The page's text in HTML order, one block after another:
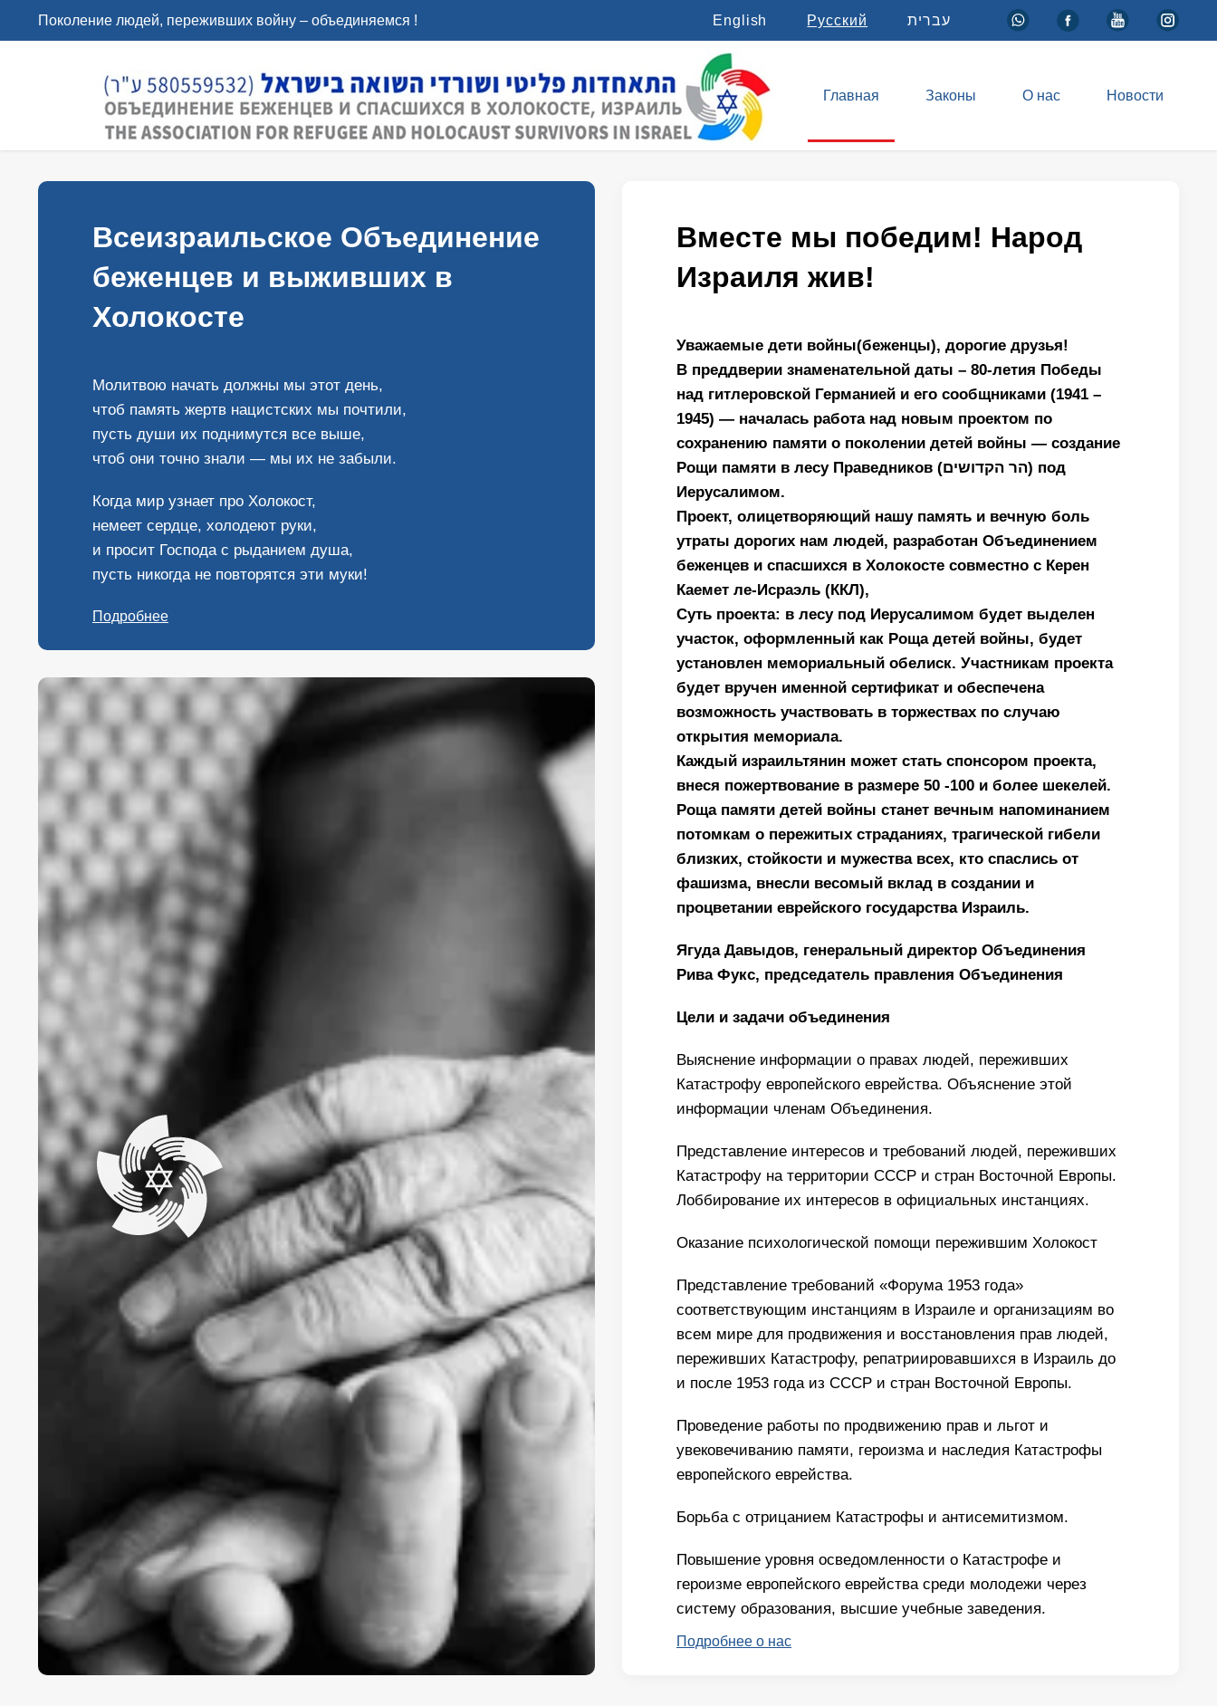
Поколение людей, переживших войну – объединяемся ! English Русский עברית
Главная Законы О нас Новости
Всеизраильское Объединение
беженцев и выживших в
Холокосте
Молитвою начать должны мы этот день,
чтоб память жертв нацистских мы почтили,
пусть души их поднимутся все выше,
чтоб они точно знали — мы их не забыли.
Когда мир узнает про Холокост,
немеет сердце, холодеют руки,
и просит Господа с рыданием душа,
пусть никогда не повторятся эти муки!
Подробнее
Вместе мы победим! Народ
Израиля жив!
Уважаемые дети войны(беженцы), дорогие друзья!
В преддверии знаменательной даты – 80-летия Победы
над гитлеровской Германией и его сообщниками (1941 –
1945) — началась работа над новым проектом по
сохранению памяти о поколении детей войны — создание
Рощи памяти в лесу Праведников (הר הקדושים) под
Иерусалимом.
Проект, олицетворяющий нашу память и вечную боль
утраты дорогих нам людей, разработан Объединением
беженцев и спасшихся в Холокосте совместно с Керен
Каемет ле-Исраэль (ККЛ),
Суть проекта: в лесу под Иерусалимом будет выделен
участок, оформленный как Роща детей войны, будет
установлен мемориальный обелиск. Участникам проекта
будет вручен именной сертификат и обеспечена
возможность участвовать в торжествах по случаю
открытия мемориала.
Каждый израильтянин может стать спонсором проекта,
внеся пожертвование в размере 50 -100 и более шекелей.
Роща памяти детей войны станет вечным напоминанием
потомкам о пережитых страданиях, трагической гибели
близких, стойкости и мужества всех, кто спаслись от
фашизма, внесли весомый вклад в создании и
процветании еврейского государства Израиль.
Ягуда Давыдов, генеральный директор Объединения
Рива Фукс, председатель правления Объединения
Цели и задачи объединения
Выяснение информации о правах людей, переживших
Катастрофу европейского еврейства. Объяснение этой
информации членам Объединения.
Представление интересов и требований людей, переживших
Катастрофу на территории СССР и стран Восточной Европы.
Лоббирование их интересов в официальных инстанциях.
Оказание психологической помощи пережившим Холокост
Представление требований «Форума 1953 года»
соответствующим инстанциям в Израиле и организациям во
всем мире для продвижения и восстановления прав людей,
переживших Катастрофу, репатриировавшихся в Израиль до
и после 1953 года из СССР и стран Восточной Европы.
Проведение работы по продвижению прав и льгот и
увековечиванию памяти, героизма и наследия Катастрофы
европейского еврейства.
Борьба с отрицанием Катастрофы и антисемитизмом.
Повышение уровня осведомленности о Катастрофе и
героизме европейского еврейства среди молодежи через
систему образования, высшие учебные заведения.
Подробнее о нас